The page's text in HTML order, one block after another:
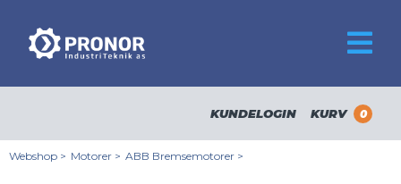
KUNDELOGIN KURV 0
Webshop > Motorer > ABB Bremsemotorer >